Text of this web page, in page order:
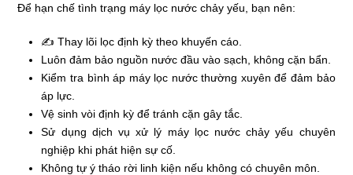
Để hạn chế tình trạng máy lọc nước chảy yếu, bạn nên:
✍ Thay lõi lọc định kỳ theo khuyến cáo.
Luôn đảm bảo nguồn nước đầu vào sạch, không cặn bẩn.
Kiểm tra bình áp máy lọc nước thường xuyên để đảm bảo
áp lực.
Vệ sinh vòi định kỳ để tránh cặn gây tắc.
Sử dụng dịch vụ xử lý máy lọc nước chảy yếu chuyên
nghiệp khi phát hiện sự cố.
Không tự ý tháo rời linh kiện nếu không có chuyên môn.